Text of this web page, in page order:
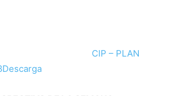
CIP – PLAN
Descarga